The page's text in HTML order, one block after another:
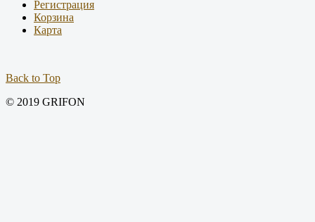
Регистрация
Корзина
Карта
Back to Top
© 2019 GRIFON